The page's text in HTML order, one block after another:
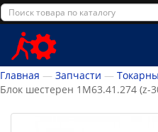
Главная Запчасти
Блок шестерен 1М63.41.274 (z-